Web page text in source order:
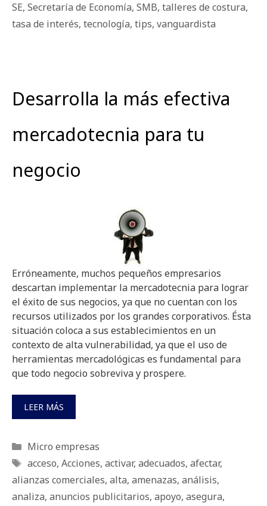
SE, Secretaría de Economía, SMB, talleres de costura,
tasa de interés, tecnología, tips, vanguardista
Desarrolla la más efectiva
mercadotecnia para tu
negocio
Erróneamente, muchos pequeños empresarios
descartan implementar la mercadotecnia para lograr
el éxito de sus negocios, ya que no cuentan con los
recursos utilizados por los grandes corporativos. Ésta
situación coloca a sus establecimientos en un
contexto de alta vulnerabilidad, ya que el uso de
herramientas mercadológicas es fundamental para
que todo negocio sobreviva y prospere.
LEER MÁS
Categorías
Micro empresas
Etiquetas
acceso, Acciones, activar, adecuados, afectar,
alianzas comerciales, alta, amenazas, análisis,
analiza, anuncios publicitarios, apoyo, asegura,